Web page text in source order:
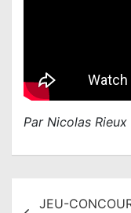
Par Nicolas Rieux
JEU-